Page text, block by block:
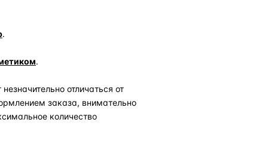
.
.
отличаться от
заказа, внимательно
количество